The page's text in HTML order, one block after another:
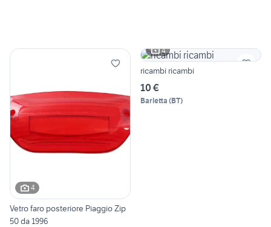
4
Vetro faro posteriore Piaggio Zip
50 da 1996
4
ricambi ricambi
10 €
Barletta (BT)